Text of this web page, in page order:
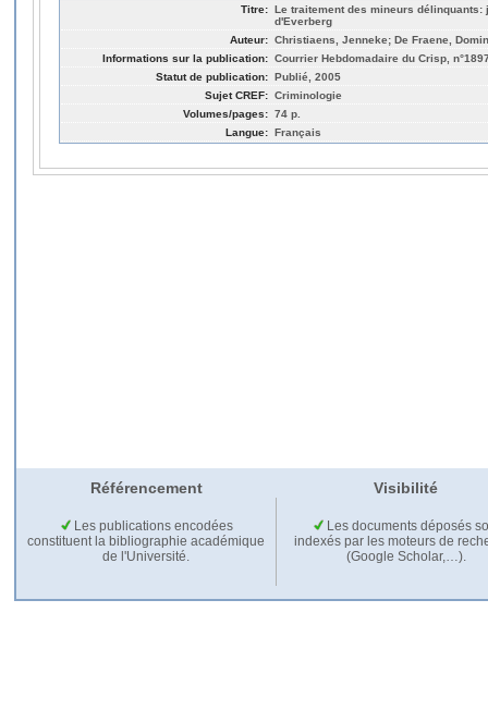
Titre: Le traitement des mineurs
d'Everberg
Auteur: Christiaens, Jenneke; De Fraene,
Informations sur la publication: Courrier Hebdomadaire du Crisp,
Statut de publication: Publié, 2005
Sujet CREF: Criminologie
Volumes/pages: 74 p.
Langue: Français
Référencement Visibilité
Les publications encodées
constituent la bibliographie académique
de l'Université.
Les documents déposés
indexés par les moteurs de
(Google Scholar,…).